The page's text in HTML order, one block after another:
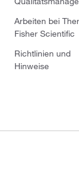
Arbeiten bei
Fisher Scientific
Richtlinien und
Hinweise